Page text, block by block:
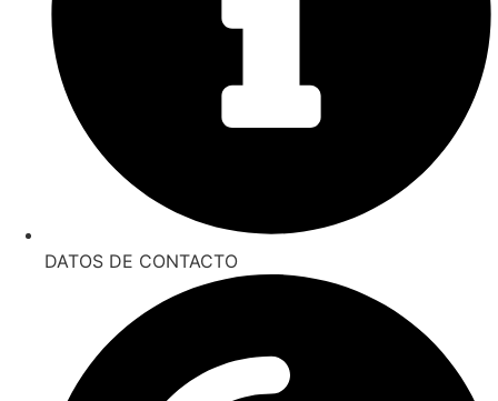
DATOS DE CONTACTO